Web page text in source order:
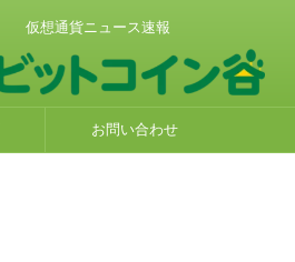
仮想通貨ニュース速報
お問い合わせ